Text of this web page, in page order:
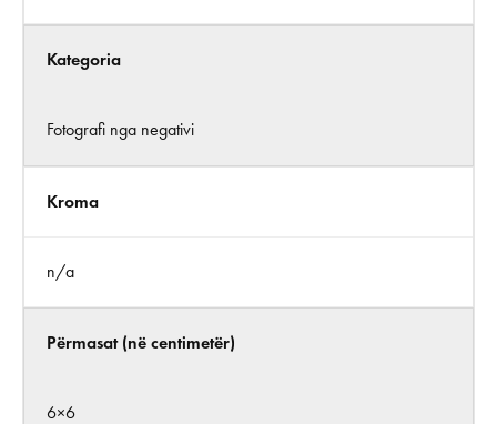
Kategoria
Fotografi nga negativi
Kroma
n/a
Përmasat (në centimetër)
6×6